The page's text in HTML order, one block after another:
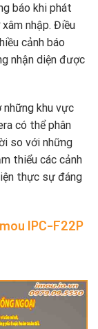
báo khi phát
nhập. Điều
cảnh báo
nhận diện được
những khu vực
có thể phân
so với những
thiểu các cảnh
thực sự đáng
IPC-F22P